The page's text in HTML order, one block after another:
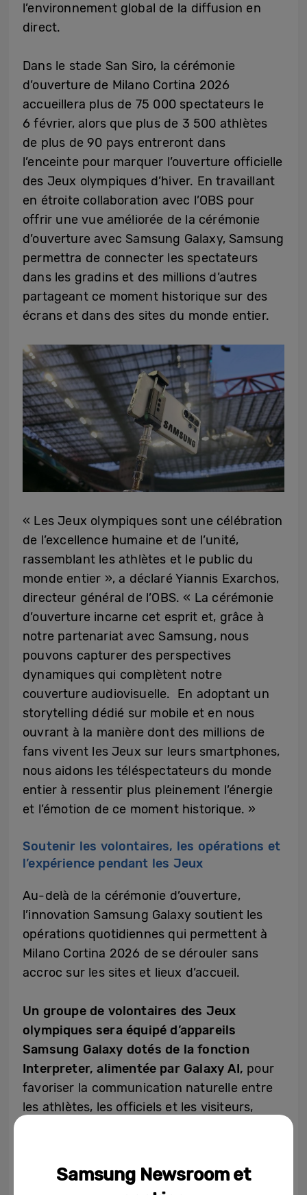
l’environnement global de la diffusion en
direct.
Dans le stade San Siro, la cérémonie
d’ouverture de Milano Cortina 2026
accueillera plus de 75 000 spectateurs le
6 février, alors que plus de 3 500 athlètes
de plus de 90 pays entreront dans
l’enceinte pour marquer l’ouverture officielle
des Jeux olympiques d’hiver. En travaillant
en étroite collaboration avec l’OBS pour
offrir une vue améliorée de la cérémonie
d’ouverture avec Samsung Galaxy, Samsung
permettra de connecter les spectateurs
dans les gradins et des millions d’autres
partageant ce moment historique sur des
écrans et dans des sites du monde entier.
« Les Jeux olympiques sont une célébration
de l’excellence humaine et de l’unité,
rassemblant les athlètes et le public du
monde entier », a déclaré Yiannis Exarchos,
directeur général de l’OBS. « La cérémonie
d’ouverture incarne cet esprit et, grâce à
notre partenariat avec Samsung, nous
pouvons capturer des perspectives
dynamiques qui complètent notre
couverture audiovisuelle. En adoptant un
storytelling dédié sur mobile et en nous
ouvrant à la manière dont des millions de
fans vivent les Jeux sur leurs smartphones,
nous aidons les téléspectateurs du monde
entier à ressentir plus pleinement l’énergie
et l’émotion de ce moment historique. »
Soutenir les volontaires, les opérations et
l’expérience pendant les Jeux
Au-delà de la cérémonie­ d’ouverture,
l’innovation Samsung Galaxy soutient les
opérations quotidiennes qui permettent à
Milano Cortina 2026 de se dérouler sans
accroc sur les sites et lieux d’accueil.
Un groupe de volontaires des Jeux
olympiques sera équipé d’appareils
Samsung Galaxy dotés de la fonction
Interpreter, alimentée par Galaxy AI, pour
favoriser la communication naturelle entre
les athlètes, les officiels et les visiteurs,
Interpreter permet des conversations
rapides et intuitives et aide les bénévoles à
Samsung Newsroom et